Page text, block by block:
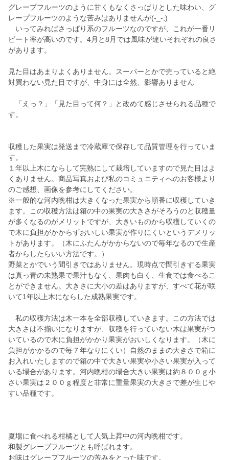
グレープフルーツのように甘くもなくさっぱりとした味わい、グ
レープフルーツのような苦みはありませんが(-_-;)
いってみればさっぱり系のフルーツなのですが、これが一番リ
ピート率が高いのです。4月と8月では風味が違いそれぞれの良さ
があります。
見た目はあまりよくありません。スーパーとかで売っていると絶
対買わない見た目ですが、中身には全然、影響ありません
「えっ？」「見た目って何？」と改めて感じさせられる品種で
す。
収穫した果実は発送まで冷蔵庫で保存して品質管理を行っていま
す。
１年以上木にならして完熟にして栽培していますので見た目はよ
くありません。商品写真および私のコミュニティへのお客様より
のご感想、画像を参考にしてください。
※一般的な河内晩柑は大きくなった果実から順番に収穫していき
ます。この収穫方法は箱の中の果実の大きさがそろうのと収穫量
が多くなるのがメリットですが、大きいものから収穫していくの
で木に負担がかからずおいしい果実が作りにくいというデメリッ
トがあります。（木にふたんがかからないので毎年なるので生産
者からしたらいい方法です。）
野菜とかでいう間引きではありません。現時点で間引きする果実
は真っ青の未熟果で果汁もなく、果肉も白く、生食では食べるこ
とができません。大きさに大小の差はありますが、すべて花が咲
いて1年以上木にならした成熟果実です。
私の収穫方法は木一本を全部収穫していきます。この方法では
大きさは不揃いになりますが、収穫を行っていない木は果実がつ
いているので木に負担がかかり果実がおいしくなります。（木に
負担がかかるので毎７年なりにくい）自然のままの大きさで箱に
お入れいたしますので箱の中で大きい果実や小さい果実が入って
いる場合があります。河内晩柑の場合大きい果実は約８００ｇ小
さい果実は２００ｇ程度と非常に重量果実の大きさで差が生じや
すい品種です。
夏場に食べれる柑橘として人気上昇中の河内晩柑です。
和製グレープフルーツとも呼ばれます。
お味はグレープフルーツの苦みをとった味です。